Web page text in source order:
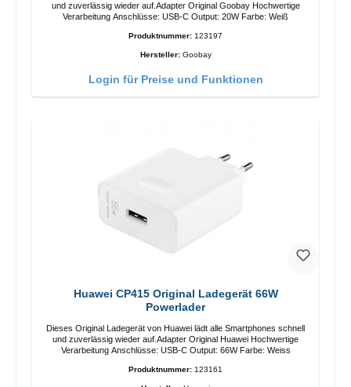
und zuverlässig wieder auf.Adapter Original Goobay Hochwertige
Verarbeitung Anschlüsse: USB-C Output: 20W Farbe: Weiß
Produktnummer: 123197
Hersteller: Goobay
Login für Preise und Funktionen
Huawei CP415 Original Ladegerät 66W
Powerlader
Dieses Original Ladegerät von Huawei lädt alle Smartphones schnell
und zuverlässig wieder auf.Adapter Original Huawei Hochwertige
Verarbeitung Anschlüsse: USB-C Output: 66W Farbe: Weiss
Produktnummer: 123161